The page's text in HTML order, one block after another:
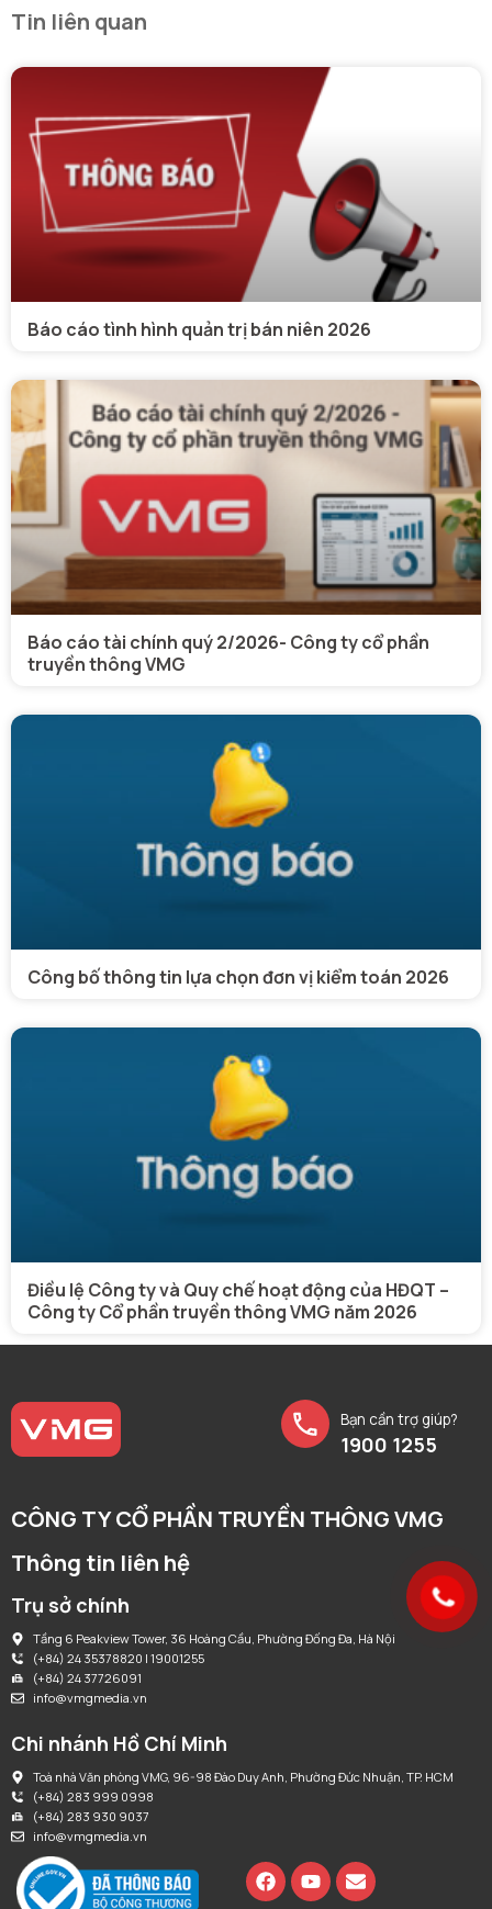
Tin liên quan
Báo cáo tình hình quản trị bán niên 2026
Báo cáo tài chính quý 2/2026- Công ty cổ phần
truyền thông VMG
Công bố thông tin lựa chọn đơn vị kiểm toán 2026
Điều lệ Công ty và Quy chế hoạt động của HĐQT –
Công ty Cổ phần truyền thông VMG năm 2026
Bạn cần trợ giúp?
1900 1255
CÔNG TY CỔ PHẦN TRUYỀN THÔNG VMG
Thông tin liên hệ
Trụ sở chính
Tầng 6 Peakview Tower, 36 Hoàng Cầu, Phường Đống Đa, Hà Nội
(+84) 24 35378820 | 19001255
(+84) 24 37726091
info@vmgmedia.vn
Chi nhánh Hồ Chí Minh
Toà nhà Văn phòng VMG, 96-98 Đào Duy Anh, Phường Đức Nhuận, TP. HCM
(+84) 283 999 0998
(+84) 283 930 9037
info@vmgmedia.vn